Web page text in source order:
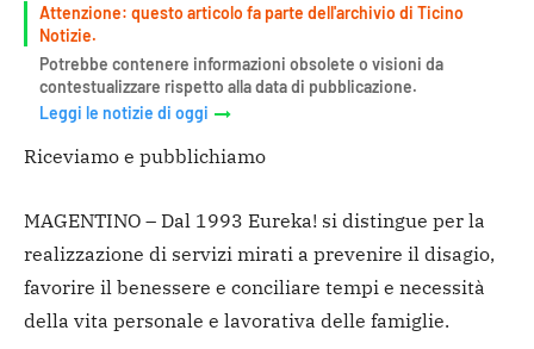
Attenzione: questo articolo fa parte dell'archivio di Ticino
Notizie.
Potrebbe contenere informazioni obsolete o visioni da
contestualizzare rispetto alla data di pubblicazione.
Leggi le notizie di oggi
Riceviamo e pubblichiamo
MAGENTINO – Dal 1993 Eureka! si distingue per la
realizzazione di servizi mirati a prevenire il disagio,
favorire il benessere e conciliare tempi e necessità
della vita personale e lavorativa delle famiglie.